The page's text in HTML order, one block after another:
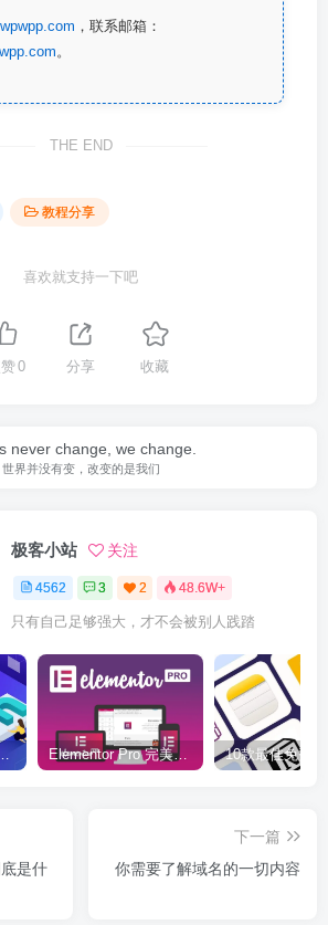
wpwpp.com ，联系邮箱：
。
THE END
教程分享
喜欢就支持一下吧
0 分享 收藏
never change, we change.
世界并没有变，改变的是我们
极客小站 关注
4562 3 2 48.6W+
只有自己足够强大，才不会被别人践踏
用域名后缀名完全指南 Elementor Pro 完美汉化中文版（含全套模板）|可视化编辑页面自定义设计WordPress插件
是什
下一篇
你需要了解域名的一切内容